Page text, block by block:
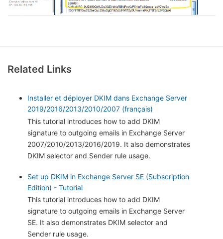
Related Links
Installer et déployer DKIM dans Exchange Server
2019/2016/2013/2010/2007 (français)
This tutorial introduces how to add DKIM
signature to outgoing emails in Exchange Server
2007/2010/2013/2016/2019. It also demonstrates
DKIM selector and Sender rule usage.
Set up DKIM in Exchange Server SE (Subscription
Edition) - Tutorial
This tutorial introduces how to add DKIM
signature to outgoing emails in Exchange Server
SE. It also demonstrates DKIM selector and
Sender rule usage.